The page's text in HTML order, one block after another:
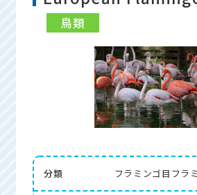
鳥類
分類 フラミンゴ目フラ